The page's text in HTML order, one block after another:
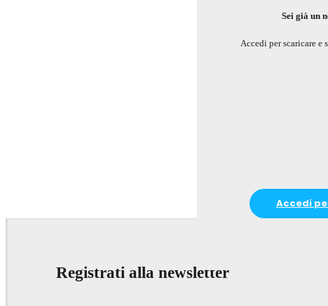
Sei già un
Accedi per scaricare
Accedi
Registrati alla newsletter